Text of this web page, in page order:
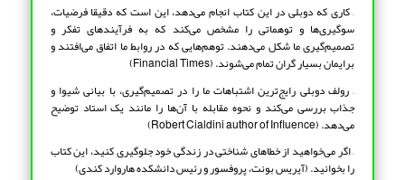
– کاری که دوبلی در این کتاب انجام می‌دهد، این است که دقیقا فرضیات،
سوگیری‌ها و توهماتی را مشخص می‌کند که به فرآیندهای تفکر و
تصمیم‌گیری ما شکل می‌دهند. توهم‌هایی که در روابط ما اتفاق می‌افتند و
برایمان بسیار گران تمام می‌شوند. (Financial Times)
– رولف دوبلی رایج‌ترین اشتباهات ما را در تصمیم‌گیری، با بیانی شیوا و
جذاب بررسی می‌کند و نحوه مقابله با آن‌ها را مانند یک استاد توضیح
می‌دهد. (Robert Cialdini author of Influence)
– اگر می‌خواهید از خطاهای شناختی در زندگی خود جلوگیری کنید، این کتاب
را بخوانید. (آیریس بونت، پروفسور و رئیس دانشکده هاروارد کندی)